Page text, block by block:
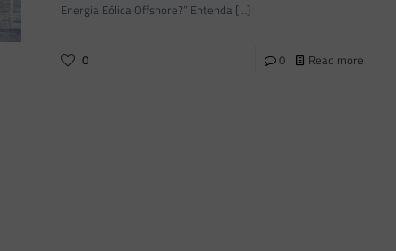
Energia Eólica Offshore?” Entenda […]
0 0 Read more